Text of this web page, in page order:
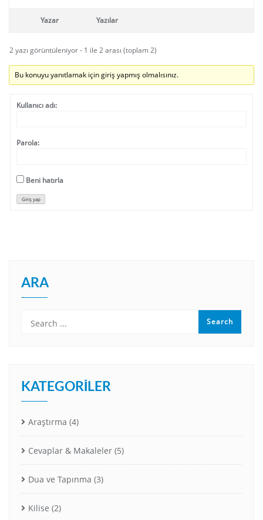
Yazar Yazılar
2 yazı görüntüleniyor - 1 ile 2 arası (toplam 2)
Bu konuyu yanıtlamak için giriş yapmış olmalısınız.
Kullanıcı adı:
Parola:
Beni hatırla
Giriş yap
ARA
KATEGORILER
Araştırma (4)
Cevaplar & Makaleler (5)
Dua ve Tapınma (3)
Kilise (2)